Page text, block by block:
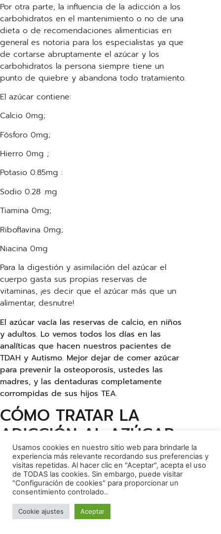
Por otra parte, la influencia de la adicción a los
carbohidratos en el mantenimiento o no de una
dieta o de recomendaciones alimenticias en
general es notoria para los especialistas ya que
de cortarse abruptamente el azúcar y los
carbohidratos la persona siempre tiene un
punto de quiebre y abandona todo tratamiento.
El azúcar contiene:
Calcio 0mg;
Fósforo 0mg;
Hierro 0mg ;
Potasio 0.85mg :
Sodio 0.28 .mg
Tiamina 0mg;
Riboflavina 0mg;
Niacina 0mg
Para la digestión y asimilación del azúcar el
cuerpo gasta sus propias reservas de
vitaminas, ¡es decir que el azúcar más que un
alimentar, desnutre!
El azúcar vacía las reservas de calcio, en niños
y adultos. Lo vemos todos los días en las
analíticas que hacen nuestros pacientes de
TDAH y Autismo. Mejor dejar de comer azúcar
para prevenir la osteoporosis, ustedes las
madres, y las dentaduras completamente
corrompidas de sus hijos TEA.
CÓMO TRATAR LA
ADICCIÓN AL AZÚCAR
El primer paso es entender y reconocer que su
cuerpo es adicto al azúcar y/o los hidratos de
carbono refinados o que usted ha vuelto adicto
a su hijo permitiendo este tipo de alimentación.
El paciente adulto tiene que entender que no
tiene la culpa, que no es un problema de falta
Usamos cookies en nuestro sitio web para brindarle la
experiencia más relevante recordando sus preferencias y
visitas repetidas. Al hacer clic en "Aceptar", acepta el uso
de TODAS las cookies. Sin embargo, puede visitar
"Configuración de cookies" para proporcionar un
consentimiento controlado..
Cookie ajustes Aceptar